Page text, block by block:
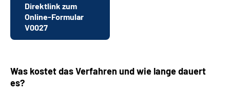
Direktlink zum
Online-Formular
V0027
Was kostet das Verfahren und wie lange dauert
es?